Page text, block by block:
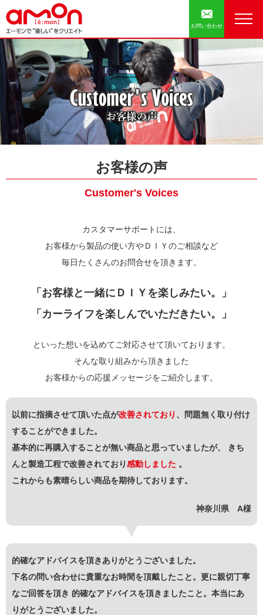
お問い合わせ
お客様の声
Customer's Voices
カスタマーサポートには、
お客様から製品の使い方やＤＩＹのご相談など
毎日たくさんのお問合せを頂きます。
「お客様と一緒にＤＩＹを楽しみたい。」
「カーライフを楽しんでいただきたい。」
といった想いを込めてご対応させて頂いております。
そんな取り組みから頂きました
お客様からの応援メッセージをご紹介します。
以前に指摘させて頂いた点が改善されており 、問題無く取り付け
することができました。
基本的に再購入することが無い商品と思っていましたが、 きち
んと製造工程で改善されており感動しました 。
これからも素晴らしい商品を期待しております。
神奈川県 A様
的確なアドバイスを頂きありがとうございました。
下名の問い合わせに貴重なお時間を頂戴したこと。更に親切丁寧
なご回答を頂き 的確なアドバイスを頂きましたこと。本当にあ
りがとうございました。